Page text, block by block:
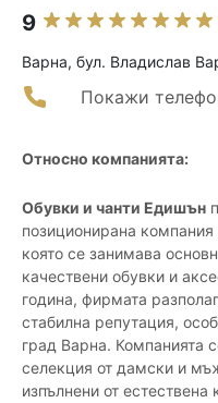
9
Варна, бул. Владислав
Покажи
Относно компанията:
Обувки и чанти Едишън
позиционирана
която се занимава
качествени обувки и
година, фирмата
стабилна репутация,
град Варна. Компанията
селекция от дамски и
изпълнени от